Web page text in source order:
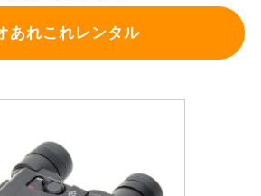
あれこれレンタル